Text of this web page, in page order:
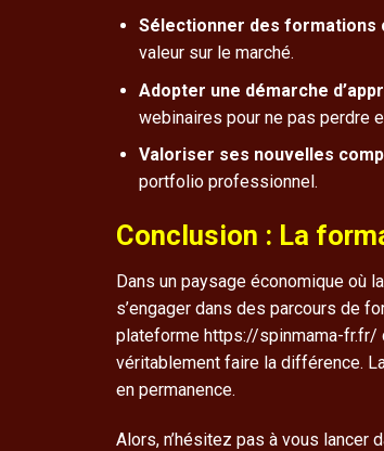
Sélectionner des formations
valeur sur le marché.
Adopter une démarche
webinaires pour ne pas perdre
Valoriser ses nouvelles
portfolio professionnel.
Conclusion : La
Dans un paysage économique où
s’engager dans des parcours de
plateforme https://spinmama-fr.fr/
véritablement faire la différence.
en permanence.
Alors, n’hésitez pas à vous lancer